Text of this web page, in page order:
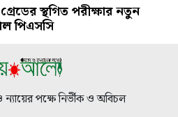
স্থগিত পরীক্ষার নতুন
পিএসসি
পক্ষে নির্ভীক ও অবিচল